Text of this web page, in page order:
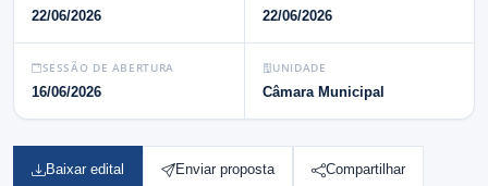
22/06/2026 22/06/2026
SESSÃO DE ABERTURA
16/06/2026
UNIDADE
Câmara Municipal
Baixar edital Enviar proposta Compartilhar